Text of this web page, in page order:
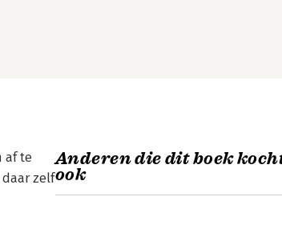
af te
zelf
Anderen die dit boek
ook